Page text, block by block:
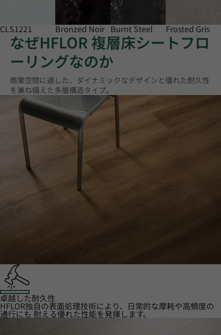
CLS1221 Bronzed Noir Burnt Steel Frosted Gris
なぜHFLOR 複層床シートフロ
ーリングなのか
商業空間に適した、ダイナミックなデザインと優れた耐久性
を兼ね備えた多層構造タイプ。
卓越した耐久性
HFLOR独自の表面処理技術により、日常的な摩耗や高頻度の
通行にも 耐える優れた性能を発揮します。